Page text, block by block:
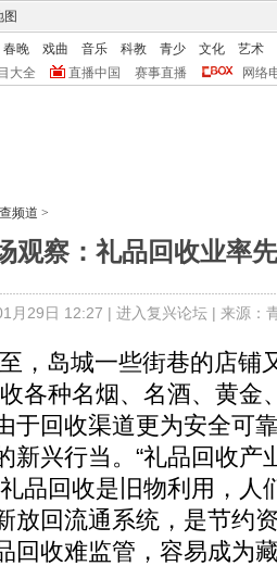
图
春晚 戏曲 音乐 科教 青少 文化
艺术
大全 直播中国 赛事直播 网络
频道 >
观察：礼品回收业率
月29日 12:27 | 进入复兴论坛| 来源：
，岛城一些街巷的店铺
各种名烟、名酒、黄金
回收渠道更为安全可
新兴行当。“礼品回收产
品回收是旧物利用，人
放回流通系统，是节约
回收难监管，容易成为